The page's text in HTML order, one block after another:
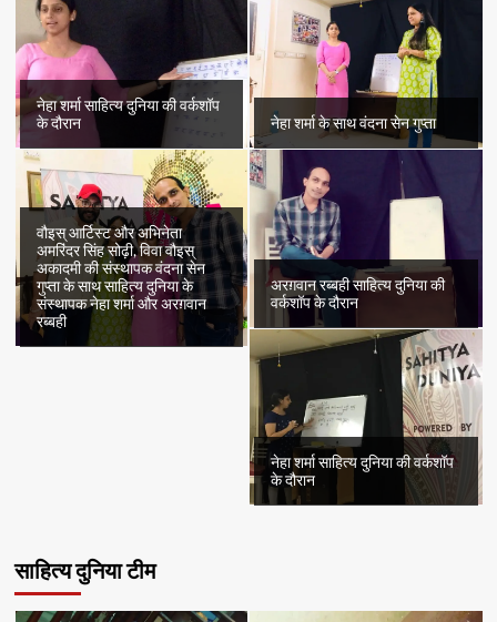
नेहा शर्मा साहित्य दुनिया की वर्कशॉप
के दौरान
नेहा शर्मा के साथ वंदना सेन गुप्ता
वौइस् आर्टिस्ट और अभिनेता
अमरिंदर सिंह सोढ़ी, विवा वौइस्
अकादमी की संस्थापक वंदना सेन
गुप्ता के साथ साहित्य दुनिया के
संस्थापक नेहा शर्मा और अरग़वान
रब्बही
अरग़वान रब्बही साहित्य दुनिया की
वर्कशॉप के दौरान
नेहा शर्मा साहित्य दुनिया की वर्कशॉप
के दौरान
साहित्य दुनिया टीम